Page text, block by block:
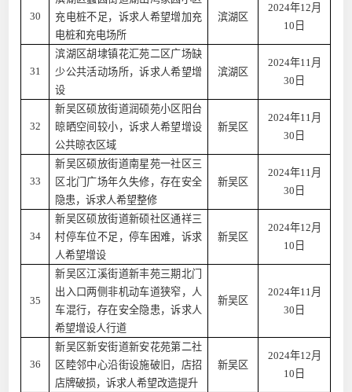
30
充电桩不足，诉求人希望增加充
电桩和充电场所
滨湖区
2024年12月
10日
31
滨湖区胡埭镇花汇苑二区广场缺
少公共活动场所，诉求人希望增
设
滨湖区
2024年11月
30日
32
新吴区硕放街道润硕苑小区阳台
晾晒空间较小，诉求人希望增设
公共晾衣区域
新吴区
2024年11月
30日
33
新吴区硕放街道南星苑一社区三
区北门广场年久失修，存在安全
隐患，诉求人希望整修
新吴区
2024年11月
30日
34
新吴区硕放街道新硕社区通祥三
村停车位不足，停车困难，诉求
人希望增设
新吴区
2024年12月
10日
35
新吴区江溪街道新丰苑三期北门
出入口两侧非机动车道狭窄，人
车混行，存在安全隐患，诉求人
希望增设人行道
新吴区
2024年11月
30日
36
新吴区新安街道新安花苑第二社
区睦邻中心沿街设施破旧，店招
店牌破损，诉求人希望改造提升
新吴区
2024年12月
10日